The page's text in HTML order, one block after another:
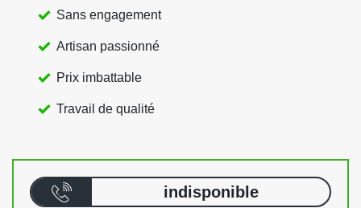
Sans engagement
Artisan passionné
Prix imbattable
Travail de qualité
indisponible